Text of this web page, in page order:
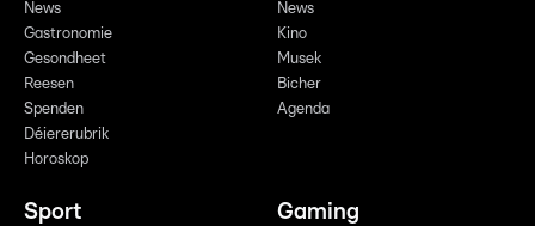
News
Gastronomie
Gesondheet
Reesen
Spenden
Déiererubrik
Horoskop
News
Kino
Musek
Bicher
Agenda
Sport Gaming